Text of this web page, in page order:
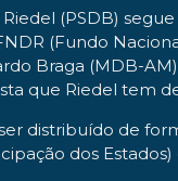
(PSDB)
(Fundo
Braga (MDB-
que Riedel tem
distribuído de
dos